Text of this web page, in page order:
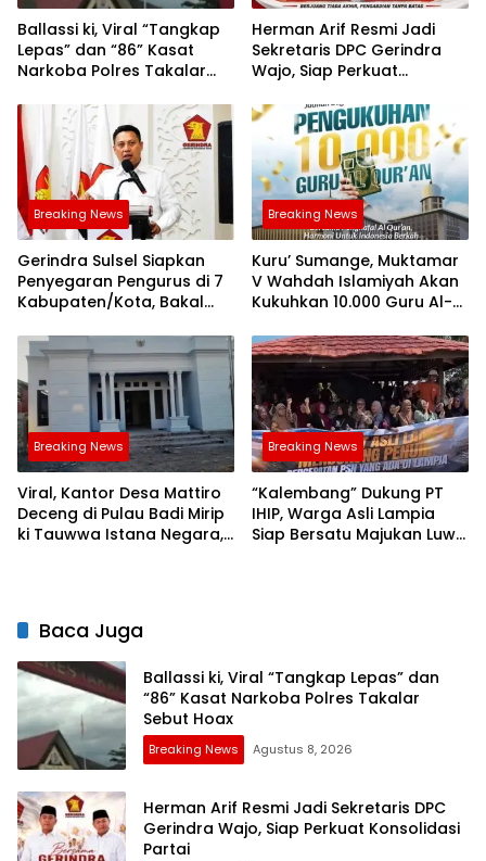
Ballassi ki, Viral “Tangkap
Lepas” dan “86” Kasat
Narkoba Polres Takalar
Herman Arif Resmi Jadi
Sekretaris DPC Gerindra
Wajo, Siap Perkuat
Breaking News
Gerindra Sulsel Siapkan
Penyegaran Pengurus di 7
Kabupaten/Kota, Bakal
Breaking News
Kuru’ Sumange, Muktamar
V Wahdah Islamiyah Akan
Kukuhkan 10.000 Guru Al-
Breaking News
Viral, Kantor Desa Mattiro
Deceng di Pulau Badi Mirip
ki Tauwwa Istana Negara,
Breaking News
“Kalembang” Dukung PT
IHIP, Warga Asli Lampia
Siap Bersatu Majukan Luwu
Baca Juga
Ballassi ki, Viral “Tangkap Lepas” dan
“86” Kasat Narkoba Polres Takalar
Sebut Hoax
Breaking News Agustus 8, 2026
Herman Arif Resmi Jadi Sekretaris DPC
Gerindra Wajo, Siap Perkuat Konsolidasi
Partai